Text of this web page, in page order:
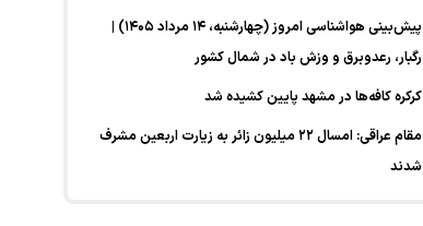
پیش‌بینی هواشناسی امروز (چهارشنبه، ۱۴ مرداد ۱۴۰۵) |
رگبار، رعدوبرق و وزش باد در شمال کشور
کرکره کافه‌ها در مشهد پایین کشیده شد
مقام عراقی: امسال ۲۲ میلیون زائر به زیارت اربعین مشرف
شدند